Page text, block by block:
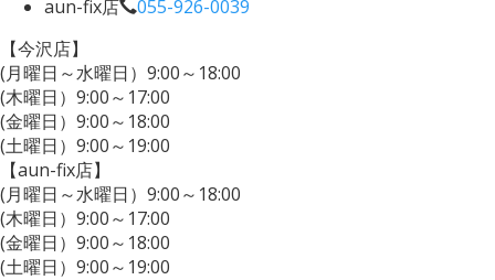
aun-fix店
055-926-0039
【今沢店】
(月曜日～水曜日）9:00～18:00
(木曜日）9:00～17:00
(金曜日）9:00～18:00
(土曜日）9:00～19:00
【aun-fix店】
(月曜日～水曜日）9:00～18:00
(木曜日）9:00～17:00
(金曜日）9:00～18:00
(土曜日）9:00～19:00